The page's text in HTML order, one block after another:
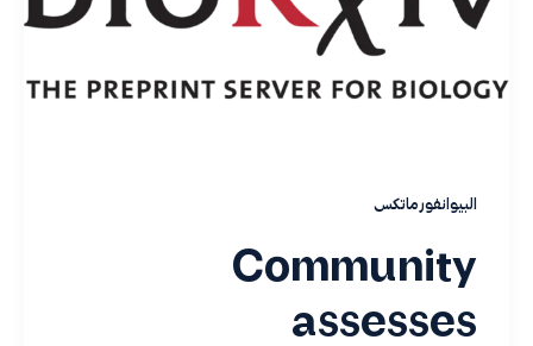
البيوانفورماتكس
Community
assesses